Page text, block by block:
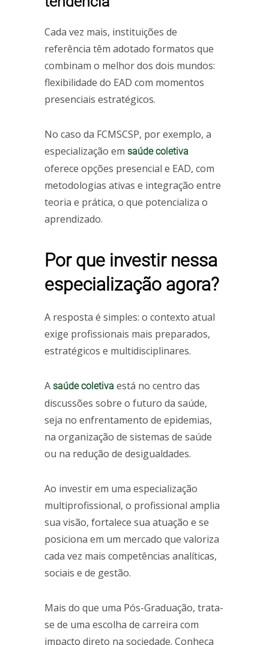
Cada vez mais, instituições de
referência têm adotado formatos que
combinam o melhor dos dois mundos:
flexibilidade do EAD com momentos
presenciais estratégicos.
No caso da FCMSCSP, por exemplo, a
especialização em saúde coletiva
oferece opções presencial e EAD, com
metodologias ativas e integração entre
teoria e prática, o que potencializa o
aprendizado.
Por que investir nessa
especialização agora?
A resposta é simples: o contexto atual
exige profissionais mais preparados,
estratégicos e multidisciplinares.
A saúde coletiva está no centro das
discussões sobre o futuro da saúde,
seja no enfrentamento de epidemias,
na organização de sistemas de saúde
ou na redução de desigualdades.
Ao investir em uma especialização
multiprofissional, o profissional amplia
sua visão, fortalece sua atuação e se
posiciona em um mercado que valoriza
cada vez mais competências analíticas,
sociais e de gestão.
Mais do que uma Pós-Graduação, trata-
se de uma escolha de carreira com
impacto direto na sociedade. Conheça